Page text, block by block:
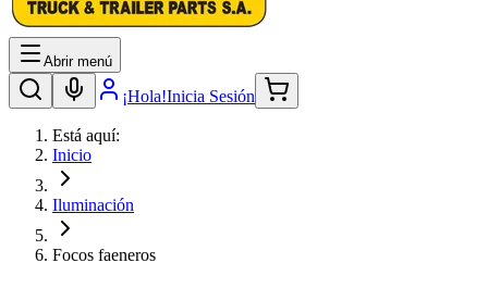
Abrir menú
¡Hola!Inicia Sesión
Está aquí:
Inicio
Iluminación
Focos faeneros